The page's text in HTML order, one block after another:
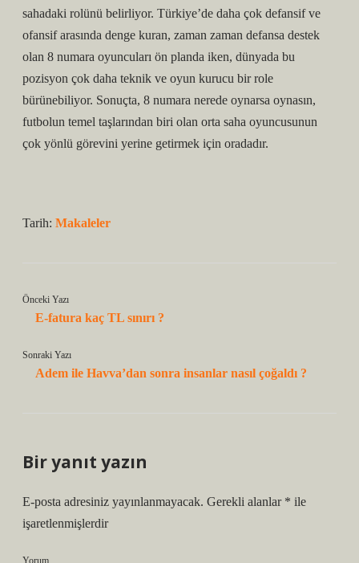
sahadaki rolünü belirliyor. Türkiye’de daha çok defansif ve
ofansif arasında denge kuran, zaman zaman defansa destek
olan 8 numara oyuncuları ön planda iken, dünyada bu
pozisyon çok daha teknik ve oyun kurucu bir role
bürünebiliyor. Sonuçta, 8 numara nerede oynarsa oynasın,
futbolun temel taşlarından biri olan orta saha oyuncusunun
çok yönlü görevini yerine getirmek için oradadır.
Tarih: Makaleler
Önceki Yazı
E-fatura kaç TL sınırı ?
Sonraki Yazı
Adem ile Havva’dan sonra insanlar nasıl çoğaldı ?
Bir yanıt yazın
E-posta adresiniz yayınlanmayacak. Gerekli alanlar * ile
işaretlenmişlerdir
Yorum